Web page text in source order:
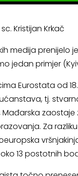
Kristijan Krkač
medija prenijelo
jedan primjer
Eurostata od
tj.
Mađarska
Za razliku
13 postotnih